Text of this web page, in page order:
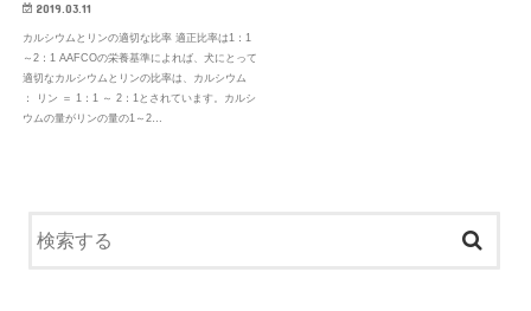
2019.03.11
カルシウムとリンの適切な比率 適正比率は1：1
～2：1 AAFCOの栄養基準によれば、犬にとって
適切なカルシウムとリンの比率は、カルシウム
： リン ＝ 1：1 ～ 2：1とされています。カルシ
ウムの量がリンの量の1～2…